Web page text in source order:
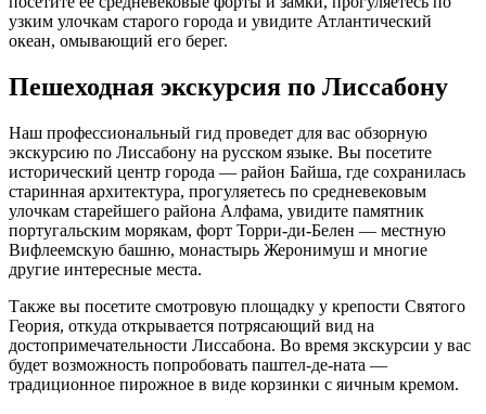
узким улочкам старого города и увидите Атлантический
океан, омывающий его берег.
Пешеходная экскурсия по Лиссабону
Наш профессиональный гид проведет для вас обзорную
экскурсию по Лиссабону на русском языке. Вы посетите
исторический центр города — район Байша, где сохранилась
старинная архитектура, прогуляетесь по средневековым
улочкам старейшего района Алфама, увидите памятник
португальским морякам, форт Торри-ди-Белен — местную
Вифлеемскую башню, монастырь Жеронимуш и многие
другие интересные места.
Также вы посетите смотровую площадку у крепости Святого
Геория, откуда открывается потрясающий вид на
достопримечательности Лиссабона. Во время экскурсии у вас
будет возможность попробовать паштел-де-ната —
традиционное пирожное в виде корзинки с яичным кремом.